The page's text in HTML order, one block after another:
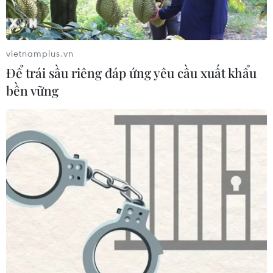
CƠ QUAN CHỦ QUẢN: THÔNG TẤN XÃ VIỆT NAM
Tổng Biên tập: TRẦN TIẾN DUẨN
Phó Tổng Biên tập: NGUYỄN THỊ TÁM, KHÚC THANH
THỦY
Sở hữu trí tuệ
RSS
Hỗ trợ
TTXVN
Quảng cáo
vietnamplus.vn
Để trái sầu riêng đáp ứng yêu cầu xuất khẩu
bền vững